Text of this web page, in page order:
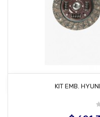
KIT EMB.